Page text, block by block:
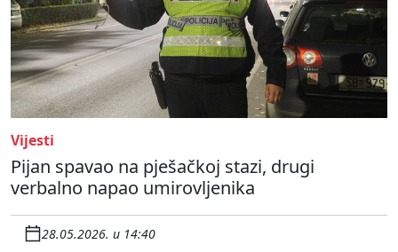
Vijesti
Pijan spavao na pješačkoj stazi, drugi
verbalno napao umirovljenika
28.05.2026. u 14:40